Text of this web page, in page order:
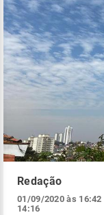
Redação
01/09/2020 às 16:42
14:16